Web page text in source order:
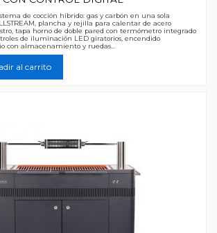
de cocción híbrido: gas y carbón en una sola
plancha y rejilla para calentar de acero
tapa horno de doble pared con termómetro integrado
de iluminación LED giratorios, encendido
con almacenamiento y ruedas...
al carrito